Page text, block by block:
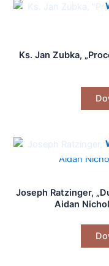
Ks. Jan Zubka,
Joseph Ratzinger,
Aidan